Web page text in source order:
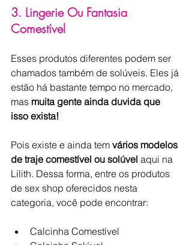
3. Lingerie Ou Fantasia
Comestível
Esses produtos diferentes podem ser
chamados também de solúveis. Eles já
estão há bastante tempo no mercado,
mas muita gente ainda duvida que
isso exista!
Pois existe e ainda tem vários modelos
de traje comestível ou solúvel aqui na
Lilith. Dessa forma, entre os produtos
de sex shop oferecidos nesta
categoria, você pode encontrar:
Calcinha Comestível